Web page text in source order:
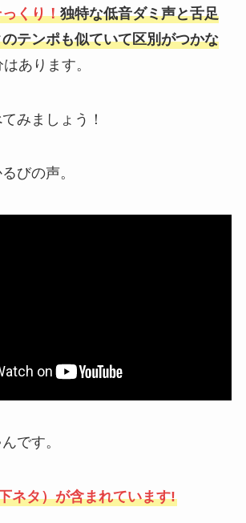
くり！独特な低音ダミ声と舌足
テンポも似ていて区別がつかな
あります。
みましょう！
びの声。
です。
ネタ）が含まれています!